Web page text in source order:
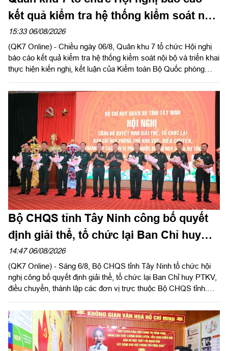
kết quả kiểm tra hệ thống kiểm soát nội
bộ
15:33 06/08/2026
(QK7 Online) - Chiều ngày 06/8, Quân khu 7 tổ chức Hội nghị
báo cáo kết quả kiểm tra hệ thống kiểm soát nội bộ và triển khai
thực hiện kiến nghị, kết luận của Kiểm toán Bộ Quốc phòng
viên Ban Chấp hành Trung ương Đảng, Ủy viên Quân ủy Trung
ương, Phó Bí thư Đảng ủy, Tư lệnh Quân khu chủ trì hội nghị.
Bộ CHQS tỉnh Tây Ninh công bố quyết
định giải thể, tổ chức lại Ban Chỉ huy
phòng thủ khu vực
14:47 06/08/2026
(QK7 Online) - Sáng 6/8, Bộ CHQS tỉnh Tây Ninh tổ chức hội
nghị công bố quyết định giải thể, tổ chức lại Ban Chỉ huy PTKV,
điều chuyển, thành lập các đơn vị trực thuộc Bộ CHQS tỉnh.
Ngọc Hải, Phó Tham mưu trưởng Quân khu dự và phát biểu
chỉ đạo.